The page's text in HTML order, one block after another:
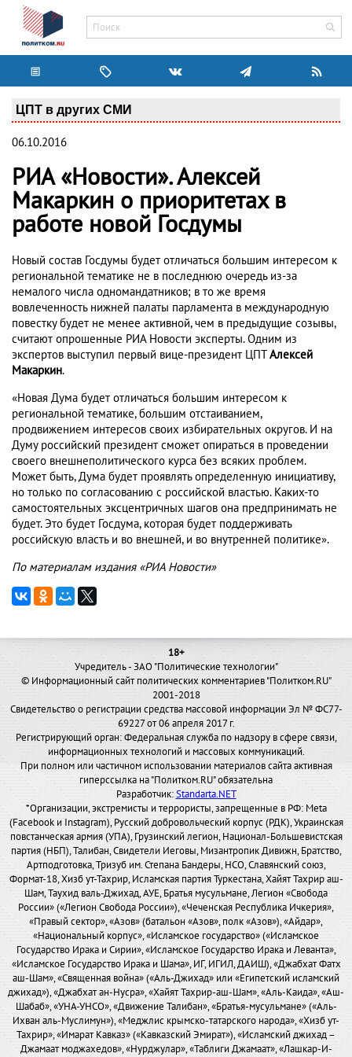
ЦПТ в других СМИ
06.10.2016
РИА «Новости». Алексей
Макаркин о приоритетах в
работе новой Госдумы
Новый состав Госдумы будет отличаться большим интересом к
региональной тематике не в последнюю очередь из-за
немалого числа одномандатников; в то же время
вовлеченность нижней палаты парламента в международную
повестку будет не менее активной, чем в предыдущие созывы,
считают опрошенные РИА Новости эксперты. Одним из
экспертов выступил первый вице-президент ЦПТАлексей
Макаркин.
«Новая Дума будет отличаться большим интересом к
региональной тематике, большим отстаиванием,
продвижением интересов своих избирательных округов. И на
Думу российский президент сможет опираться в проведении
своего внешнеполитического курса без всяких проблем.
Может быть, Дума будет проявлять определенную инициативу,
но только по согласованию с российской властью. Каких-то
самостоятельных эксцентричных шагов она предпринимать не
будет. Это будет Госдума, которая будет поддерживать
российскую власть и во внешней, и во внутренней политике».
По материалам издания «РИА Новости»
18+
Учредитель - ЗАО "Политические технологии"
© Информационный сайт политических комментариев "Политком.RU"
2001-2018
Свидетельство о регистрации средства массовой информации Эл № ФС77-
69227 от 06 апреля 2017 г.
Регистрирующий орган: Федеральная служба по надзору в сфере связи,
информационных технологий и массовых коммуникаций.
При полном или частичном использовании материалов сайта активная
гиперссылка на "Политком.RU" обязательна
Разработчик:Standarta.NET
*Организации, экстремисты и террористы, запрещенные в РФ: Meta
(Facebook и Instagram), Русский добровольческий корпус (РДК), Украинская
повстанческая армия (УПА), Грузинский легион, Национал-Большевистская
партия (НБП), Талибан, Свидетели Иеговы, Мизантропик Дивижн, Братство,
Артподготовка, Тризуб им. Степана Бандеры, НСО, Славянский союз,
Формат-18, Хизб ут-Тахрир, Исламская партия Туркестана, Хайят Тахрир аш-
Шам, Таухид валь-Джихад, АУЕ, Братья мусульмане, Легион «Свобода
России» («Легион Свобода России»), «Чеченская Республика Ичкерия»,
«Правый сектор», «Азов» (батальон «Азов», полк «Азов»), «Айдар»,
«Национальный корпус», «Исламское государство» («Исламское
Государство Ирака и Сирии», «Исламское Государство Ирака и Леванта»,
«Исламское Государство Ирака и Шама», ИГ, ИГИЛ, ДАИШ), «Джабхат Фатх
аш-Шам», «Священная война» («Аль-Джихад» или «Египетский исламский
джихад»), «Джабхат ан-Нусра», «Хайят Тахрир-аш-Шам», «Аль-Каида», «Аш-
Шабаб», «УНА-УНСО», «Движение Талибан», «Братья-мусульмане» («Аль-
Ихван аль-Муслимун»), «Меджлис крымско-татарского народа», «Хизб ут-
Тахрир», «Имарат Кавказ» («Кавказский Эмират»), «Исламский джихад –
Джамаат моджахедов», «Нурджулар», «Таблиги Джамаат», «Лашкар-И-